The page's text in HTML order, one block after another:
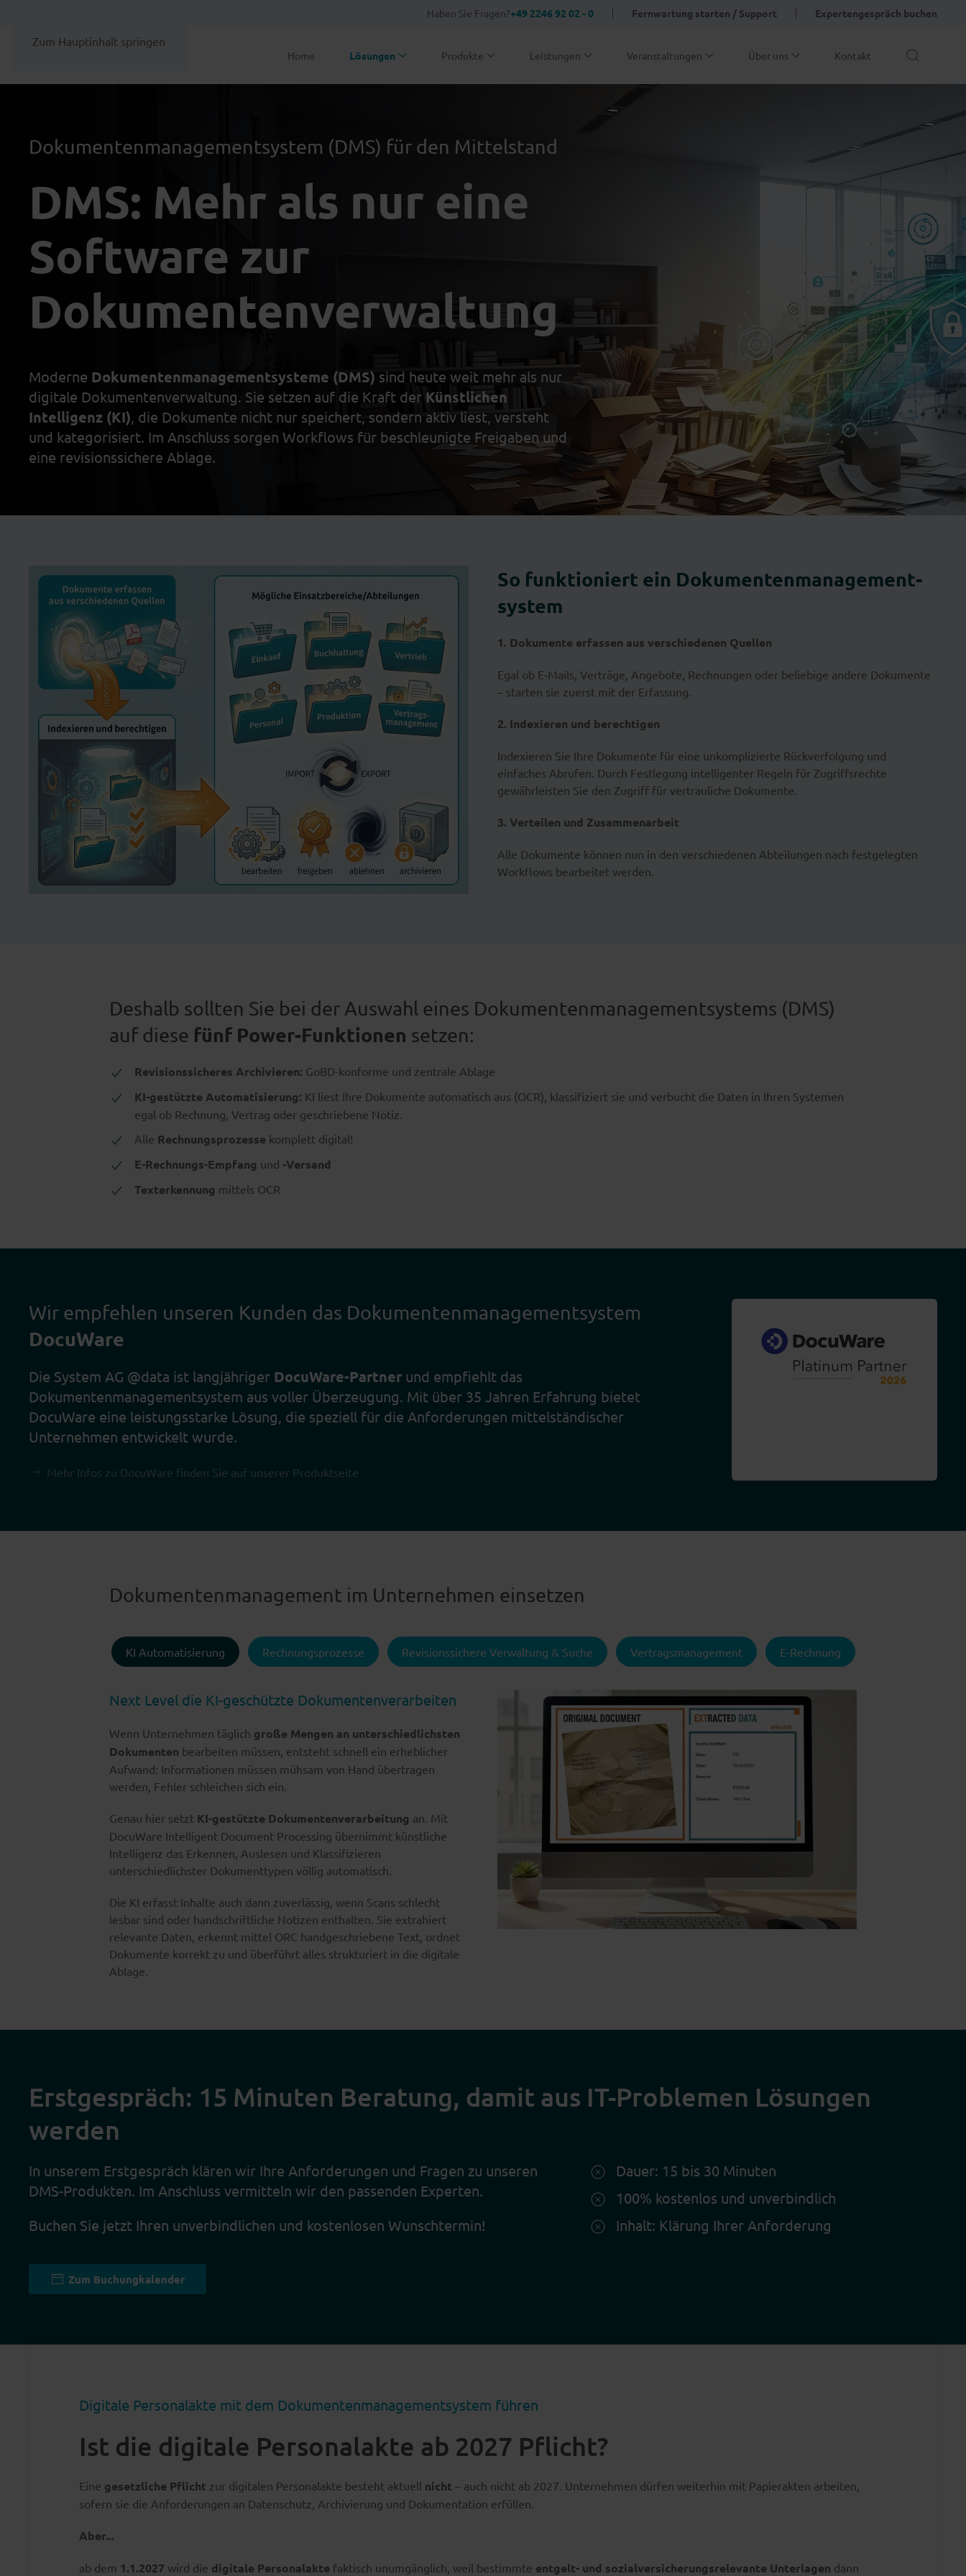
Zum Hauptinhalt springen
Haben Sie Fragen?+49 2246 92 02 - 0 Fernwartung starten / Support Expertengespräch buchen
Home Lösungen Produkte Leistungen Veranstaltungen Über uns Kontakt
Dokumentenmanagementsystem (DMS) für den Mittelstand
DMS: Mehr als nur eine
Software zur
Dokumentenverwaltung
Moderne Dokumenten­managementsysteme (DMS) sind heute weit mehr als nur
digitale Dokumentenverwaltung. Sie setzen auf die Kraft der Künstlichen
Intelligenz (KI) , die Dokumente nicht nur speichert, sondern aktiv liest, versteht
und kategorisiert. Im Anschluss sorgen Workflows für beschleunigte Freigaben und
eine revisionssichere Ablage.
So funktioniert ein Dokumentenmanagement­
system
1. Dokumente erfassen aus verschiedenen Quellen
Egal ob E-Mails, Verträge, Angebote, Rechnungen oder beliebige andere Dokumente
– starten sie zuerst mit der Erfassung.
2. Indexieren und berechtigen
Indexieren Sie Ihre Dokumente für eine unkomplizierte Rückverfolgung und
einfaches Abrufen. Durch Festlegung intelligenter Regeln für Zugriffsrechte
gewährleisten Sie den Zugriff für vertrauliche Dokumente.
3. Verteilen und Zusammenarbeit
Alle Dokumente können nun in den verschiedenen Abteilungen nach festgelegten
Workflows bearbeitet werden.
Deshalb sollten Sie bei der Auswahl eines Dokumentenmanagement­systems (DMS)
auf diese fünf Power-Funktionen setzen:
Revisionssicheres Archivieren: GoBD-konforme und zentrale Ablage
KI-gestützte Automatisierung: KI liest Ihre Dokumente automatisch aus (OCR), klassifiziert sie und verbucht die Daten in Ihren Systemen
egal ob Rechnung, Vertrag oder geschriebene Notiz.
Alle Rechnungsprozesse komplett digital!
E-Rechnungs-Empfang und -Versand
Texterkennung mittels OCR
Wir empfehlen unseren Kunden das Dokumentenmanagement­system
DocuWare
Die System AG @data ist langjähriger DocuWare-Partner und empfiehlt das
Dokumentenmanagementsystem aus voller Überzeugung. Mit über 35 Jahren Erfahrung bietet
DocuWare eine leistungsstarke Lösung, die speziell für die Anforderungen mittelständischer
Unternehmen entwickelt wurde.
Mehr Infos zu DocuWare finden Sie auf unserer Produktseite
Dokumentenmanagement im Unternehmen einsetzen
KI Automatisierung Rechnungsprozesse Revisionssichere Verwaltung & Suche Vertragsmanagement E-Rechnung
Next Level die KI-geschützte Dokumentenverarbeiten
Wenn Unternehmen täglich große Mengen an unterschiedlichsten
Dokumenten bearbeiten müssen, entsteht schnell ein erheblicher
Aufwand: Informationen müssen mühsam von Hand übertragen
werden, Fehler schleichen sich ein.
Genau hier setzt KI-gestützte Dokumentenverarbeitung an. Mit
DocuWare Intelligent Document Processing übernimmt künstliche
Intelligenz das Erkennen, Auslesen und Klassifizieren
unterschiedlichster Dokumenttypen völlig automatisch.
Die KI erfasst Inhalte auch dann zuverlässig, wenn Scans schlecht
lesbar sind oder handschriftliche Notizen enthalten. Sie extrahiert
relevante Daten, erkennt mittel ORC handgeschriebene Text, ordnet
Dokumente korrekt zu und überführt alles strukturiert in die digitale
Ablage.
Erstgespräch: 15 Minuten Beratung, damit aus IT-Problemen Lösungen
werden
In unserem Erstgespräch klären wir Ihre Anforderungen und Fragen zu unseren
DMS-Produkten. Im Anschluss vermitteln wir den passenden Experten.
Buchen Sie jetzt Ihren unverbindlichen und kostenlosen Wunschtermin!
Zum Buchungkalender
Dauer: 15 bis 30 Minuten
100% kostenlos und unverbindlich
Inhalt: Klärung Ihrer Anforderung
Digitale Personalakte mit dem Dokumentenmanagementsystem führen
Ist die digitale Personalakte ab 2027 Pflicht?
Eine gesetzliche Pflicht zur digitalen Personalakte besteht aktuell nicht – auch nicht ab 2027. Unternehmen dürfen weiterhin mit Papierakten arbeiten,
sofern sie die Anforderungen an Datenschutz, Archivierung und Dokumentation erfüllen.
Aber...
ab dem 1.1.2027 wird die digitale Personalakte faktisch unumgänglich, weil bestimmte entgelt- und sozialversicherungsrelevante Unterlagen dann